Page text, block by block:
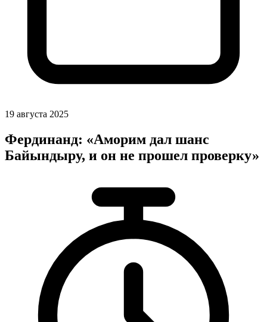
19 августа 2025
Фердинанд: «Аморим дал шанс
Байындыру, и он не прошел проверку»